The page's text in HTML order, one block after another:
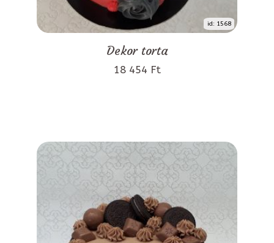
id: 1568
Dekor torta
18 454 Ft